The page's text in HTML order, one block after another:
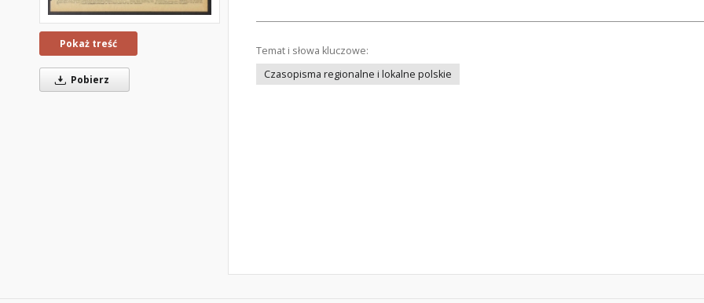
Pokaż treść
Pobierz
Temat i słowa kluczowe:
Czasopisma regionalne i lokalne polskie